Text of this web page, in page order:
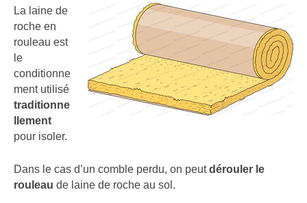
La laine de
roche en
rouleau est
le
conditionne
ment utilisé
traditionne
llement
pour isoler.
Dans le cas d’un comble perdu, on peutdérouler le
rouleau de laine de roche au sol.